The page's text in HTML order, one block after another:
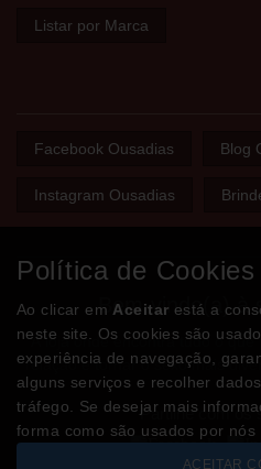
Listar por Marca
Facebook Ousadias Blog
Instagram Ousadias
Bem-vindo(a) à
A loja onde encontra tudo o que
relação e tornar o sexo mais
Partilhe com os
Política de Cookies
Ao clicar em Aceitar está a
neste site. Os cookies são
experiência de navegação,
alguns serviços e recolher
tráfego. Se desejar mais
forma como são usados por nós
ACEITAR